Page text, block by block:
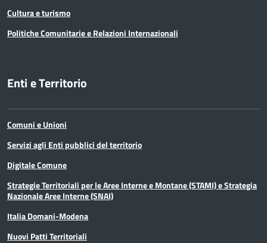
Cultura e turismo
Politiche Comunitarie e Relazioni Internazionali
Enti e Territorio
Comuni e Unioni
Servizi agli Enti pubblici del territorio
Digitale Comune
Strategie Territoriali per le Aree Interne e Montane (STAMI) e Strategia
Nazionale Aree Interne (SNAI)
Italia Domani-Modena
Nuovi Patti Territoriali